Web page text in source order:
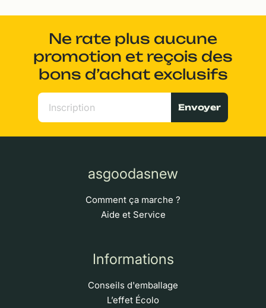
Ne rate plus aucune
promotion et reçois des
bons d’achat exclusifs
Envoyer
asgoodasnew
Comment ça marche ?
Aide et Service
Informations
Conseils d'emballage
L’effet Écolo